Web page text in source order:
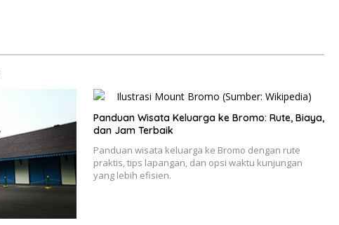
Panduan Wisata Keluarga ke Bromo: Rute, Biaya,
dan Jam Terbaik
Panduan wisata keluarga ke Bromo dengan rute
praktis, tips lapangan, dan opsi waktu kunjungan
yang lebih efisien.